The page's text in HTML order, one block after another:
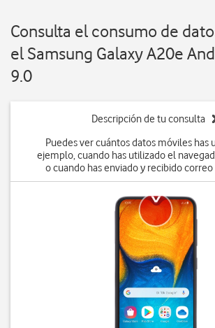
Consulta el consumo de
el Samsung Galaxy A20e
9.0
Descripción de tu consulta
Puedes ver cuántos datos móviles has
ejemplo, cuando has utilizado el
o cuando has enviado y recibido